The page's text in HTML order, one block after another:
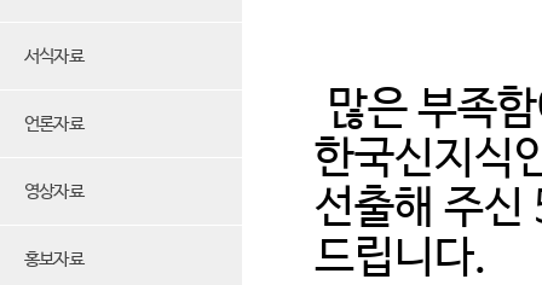
서식자료
언론자료
영상자료
홍보자료
많은 부족
한국신지식
선출해 주
드립니다.